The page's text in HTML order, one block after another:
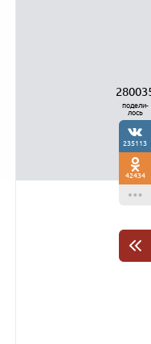
подели-
лось
235113
42434